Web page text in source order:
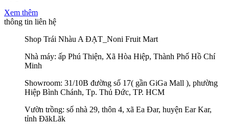
Xem thêm
thông tin liên hệ
Shop Trái Nhàu A ĐẠT_Noni Fruit Mart
Nhà máy: ấp Phú Thiện, Xã Hòa Hiệp, Thành Phố Hồ Chí
Minh
Showroom: 31/10B đường số 17( gần GiGa Mall ), phường
Hiệp Bình Chánh, Tp. Thủ Đức, TP. HCM
Vườn trồng: số nhà 29, thôn 4, xã Ea Đar, huyện Ear Kar,
tỉnh ĐăkLăk